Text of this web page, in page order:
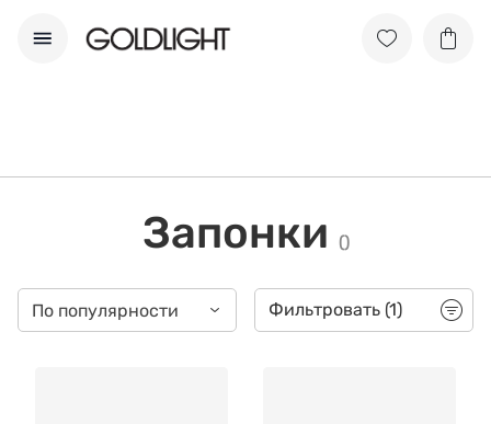
Запонки ()
По популярности Фильтровать (1)